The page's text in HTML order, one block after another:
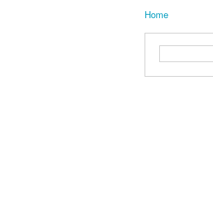
Home
Search form